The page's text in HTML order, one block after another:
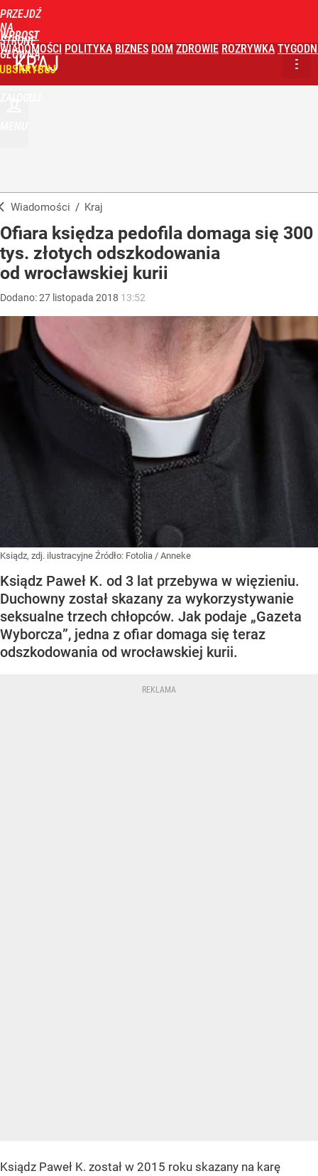
PRZEJDŹ
NA
STRONĘ
GŁÓWNĄ
WPROST
WIADOMOŚCI POLITYKA BIZNES DOM ZDROWIE ROZRYWKA
KRAJ
Wiadomości / Kraj
Ofiara księdza pedofila domaga się 300
tys. złotych odszkodowania
od wrocławskiej kurii
Dodano:27 listopada 2018 13:52
Ksiądz, zdj. ilustracyjne Źródło: Fotolia / Anneke
Ksiądz Paweł K. od 3 lat przebywa w więzieniu.
Duchowny został skazany za wykorzystywanie
seksualne trzech chłopców. Jak podaje „Gazeta
Wyborcza”, jedna z ofiar domaga się teraz
odszkodowania od wrocławskiej kurii.
Ksiądz Paweł K. został w 2015 roku skazany na karę